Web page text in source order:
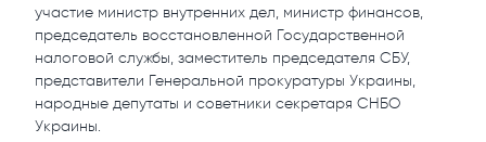
участие министр внутренних дел, министр финансов,
председатель восстановленной Государственной
налоговой службы, заместитель председателя СБУ,
представители Генеральной прокуратуры Украины,
народные депутаты и советники секретаря СНБО
Украины.